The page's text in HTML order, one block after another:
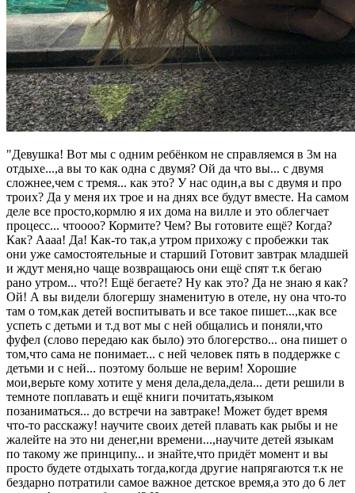
"Девушка! Вот мы с одним ребёнком не справляемся в 3м на
отдыхе...,а вы то как одна с двумя? Ой да что вы... с двумя
сложнее,чем с тремя... как это? У нас один,а вы с двумя и про
троих? Да у меня их трое и на днях все будут вместе. На самом
деле все просто,кормлю я их дома на вилле и это облегчает
процесс... чтоооо? Кормите? Чем? Вы готовите ещё? Когда?
Как? Аааа! Да! Как-то так,а утром прихожу с пробежки так
они уже самостоятельные и старший Готовит завтрак младшей
и ждут меня,но чаще возвращаюсь они ещё спят т.к бегаю
рано утром... что?! Ещё бегаете? Ну как это? Да не знаю я как?
Ой! А вы видели блогершу знаменитую в отеле, ну она что-то
там о том,как детей воспитывать и все такое пишет...,как все
успеть с детьми и т.д вот мы с ней общались и поняли,что
фуфел (слово передаю как было) это блогерство... она пишет о
том,что сама не понимает... с ней человек пять в поддержке с
детьми и с ней... поэтому больше не верим! Хорошие
мои,верьте кому хотите у меня дела,дела,дела... дети решили в
темноте поплавать и ещё книги почитать,языком
позаниматься... до встречи на завтраке! Может будет время
что-то расскажу! научите своих детей плавать как рыбы и не
жалейте на это ни денег,ни времени...,научите детей языкам
по такому же принципу... и знайте,что придёт момент и вы
просто будете отдыхать тогда,когда другие напрягаются т.к не
бездарно потратили самое важное детское время,а это до 6 лет